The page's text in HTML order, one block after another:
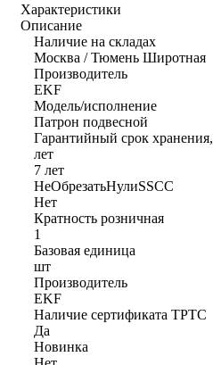
Характеристики
Описание
Наличие на складах
Москва / Тюмень Широтная
Производитель
EKF
Модель/исполнение
Патрон подвесной
Гарантийный срок хранения,
лет
7 лет
НеОбрезатьНулиSSCC
Нет
Кратность розничная
1
Базовая единица
шт
Производитель
EKF
Наличие сертификата ТРТС
Да
Новинка